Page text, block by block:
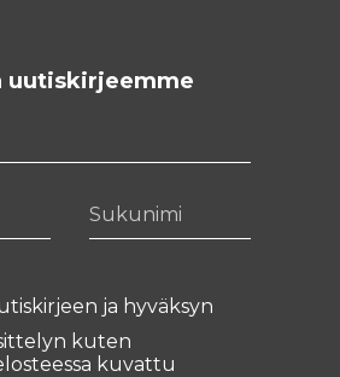
uutiskirjeemme
ja hyväksyn
kuten
kuvattu